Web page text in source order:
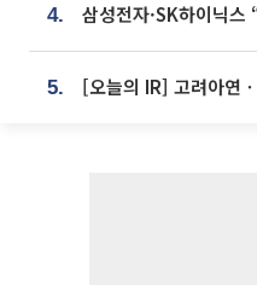
4. 삼성전자·SK하이닉스
5. [오늘의 IR] 고려아연